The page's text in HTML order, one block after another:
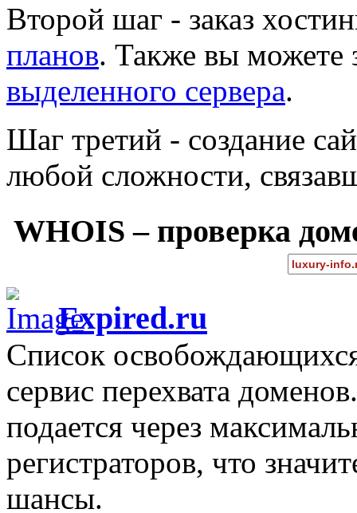
Второй шаг - заказ
планов. Также вы можете
выделенного сервера.
Шаг третий - создание
любой сложности,
WHOIS – проверка
Expired.ru
Список
сервис перехвата
подается через
регистраторов, что
шансы.